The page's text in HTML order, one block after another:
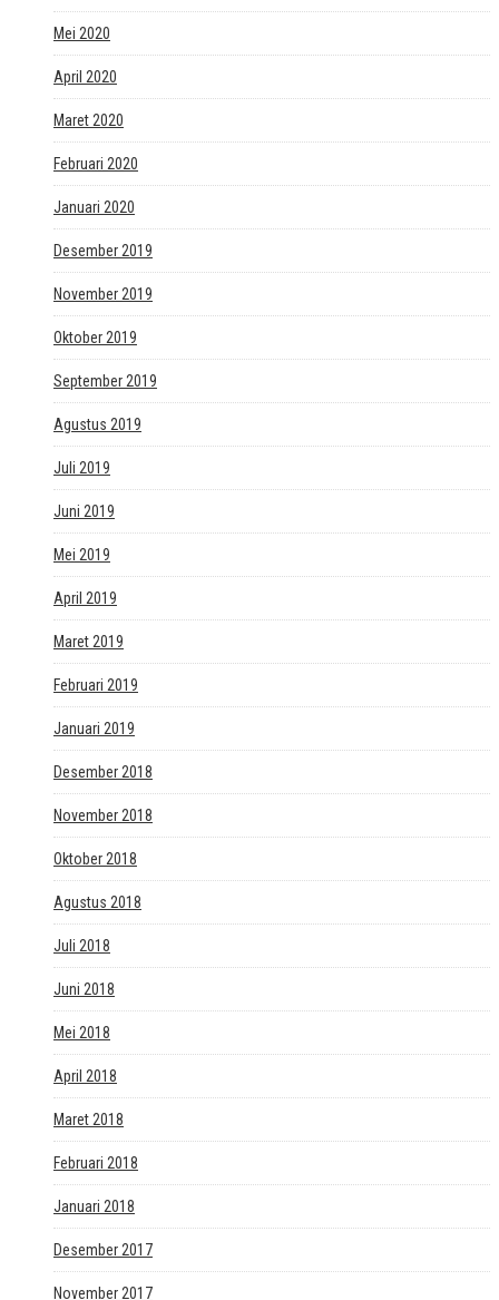
Mei 2020
April 2020
Maret 2020
Februari 2020
Januari 2020
Desember 2019
November 2019
Oktober 2019
September 2019
Agustus 2019
Juli 2019
Juni 2019
Mei 2019
April 2019
Maret 2019
Februari 2019
Januari 2019
Desember 2018
November 2018
Oktober 2018
Agustus 2018
Juli 2018
Juni 2018
Mei 2018
April 2018
Maret 2018
Februari 2018
Januari 2018
Desember 2017
November 2017